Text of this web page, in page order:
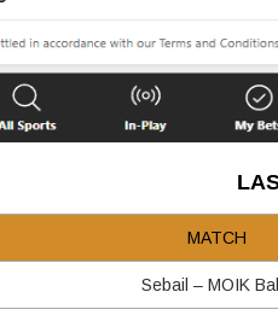
MATCH
Sebail – MOIK